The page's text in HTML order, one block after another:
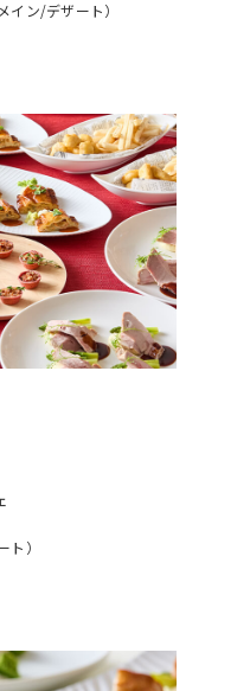
イン/デザート）
ト）